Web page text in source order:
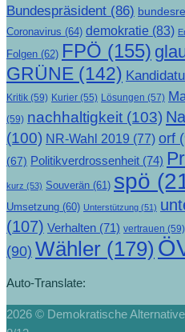
Bundespräsident (86)
Coronavirus (64) demokratie (83)
Folgen (62) FPÖ (155)
GRÜNE (142)
Kritik (59) Kurier (55) Lösungen (57)
(59) nachhaltigkeit (103)
(100) NR-Wahl 2019 (77) orf
(67) Politikverdrossenheit (74)
kurz (53) Souverän (61) spö
Umsetzung (60) Unterstützung (51)
(107) Verhalten (71) vertrauen (59)
(90) Wähler (179)
Auto-Translate:
2026 © Demokratische